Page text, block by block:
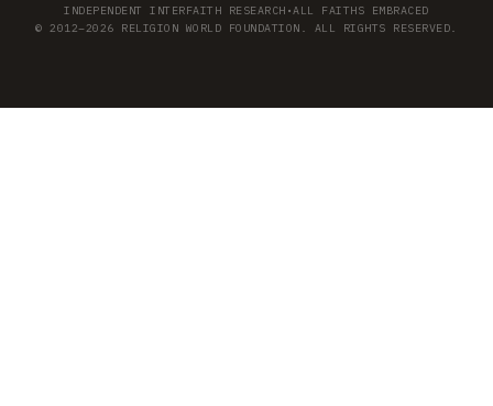
INDEPENDENT INTERFAITH RESEARCH •ALL FAITHS EMBRACED
© 2012–2026 RELIGION WORLD FOUNDATION. ALL RIGHTS RESERVED.